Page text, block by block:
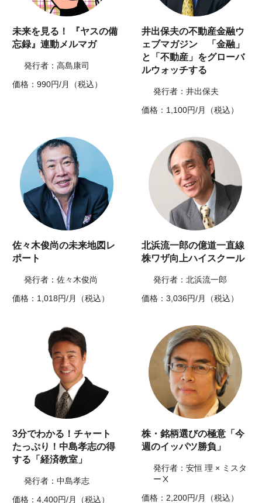
未来を見る！ 『ヤスの備
忘録』連動メルマガ
発行者：高島康司
価格：990円/月（税込）
井出保夫の不動産金融ウ
ェブマガジン 「金融」
と「不動産」をグローバ
ルウォッチする
発行者：井出保夫
価格：1,100円/月（税込）
佐々木俊尚の未来地図レ
ポート
発行者：佐々木俊尚
価格：1,018円/月（税込）
北浜流一郎の億道一直線
株ワザ向上ハイスクール
発行者：北浜流一郎
価格：3,036円/月（税込）
3分でわかる！チャート
たっぷり！中島孝志の得
する「経済教室」
発行者：中島孝志
価格：4,400円/月（税込）
株・銘柄選びの極意「今
週のイッパツ勝負」
発行者：安恒 理 × ミスタ
ーⅩ
価格：2,200円/月（税込）